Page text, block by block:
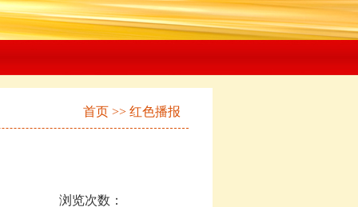
首页 >> 红色播报
浏览次数：